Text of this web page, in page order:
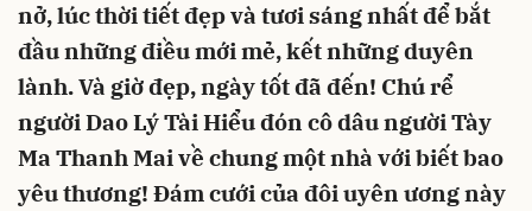
nở, lúc thời tiết đẹp và tươi sáng nhất để bắt
đầu những điều mới mẻ, kết những duyên
lành. Và giờ đẹp, ngày tốt đã đến! Chú rể
người Dao Lý Tài Hiểu đón cô dâu người Tày
Ma Thanh Mai về chung một nhà với biết bao
yêu thương! Đám cưới của đôi uyên ương này